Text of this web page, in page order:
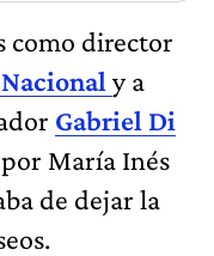
como director
y a
Gabriel Di
por María Inés
de dejar la